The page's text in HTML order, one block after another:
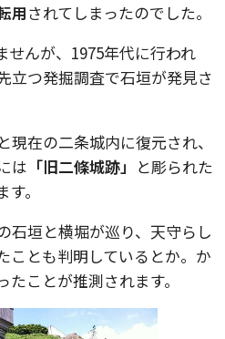
用されてしまったのでした。
せんが、1975年代に行われ
立つ発掘調査で石垣が発見さ
在の二条城内に復元され、
は 「旧二條城跡」 と彫られた
。
石垣と横堀が巡り、天守らし
ことも判明しているとか。か
ことが推測されます。